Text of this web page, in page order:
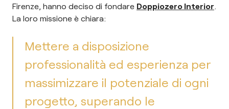
Firenze, hanno deciso di fondare Doppiozero Interior.
La loro missione è chiara:
Mettere a disposizione
professionalità ed esperienza per
massimizzare il potenziale di ogni
progetto, superando le